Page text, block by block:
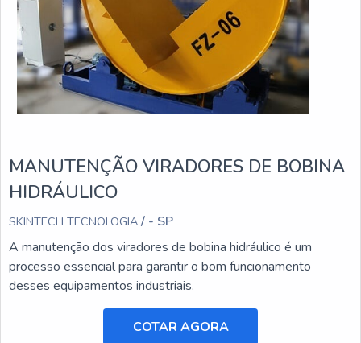
MANUTENÇÃO VIRADORES DE BOBINA
HIDRÁULICO
SKINTECH TECNOLOGIA / - SP
A manutenção dos viradores de bobina hidráulico é um
processo essencial para garantir o bom funcionamento
desses equipamentos industriais.
COTAR AGORA